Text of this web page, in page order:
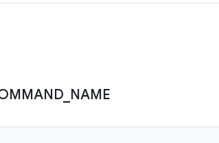
NAME